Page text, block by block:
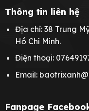
Thông tin liên hệ
Địa chỉ: 38 Trung Mỹ
Hồ Chí Minh.
Điện thoại:
Email:
Fanpage